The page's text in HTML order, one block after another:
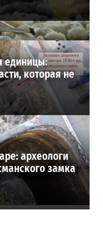
единицы:
которая не
археологи
замка